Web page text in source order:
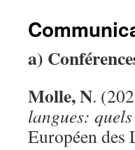
a)
Molle, N.
langues:
Européen des